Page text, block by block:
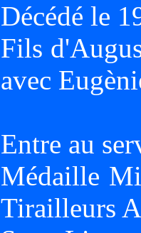
Décédé le
Fils
avec
Entre au
Médaille
Tirailleurs